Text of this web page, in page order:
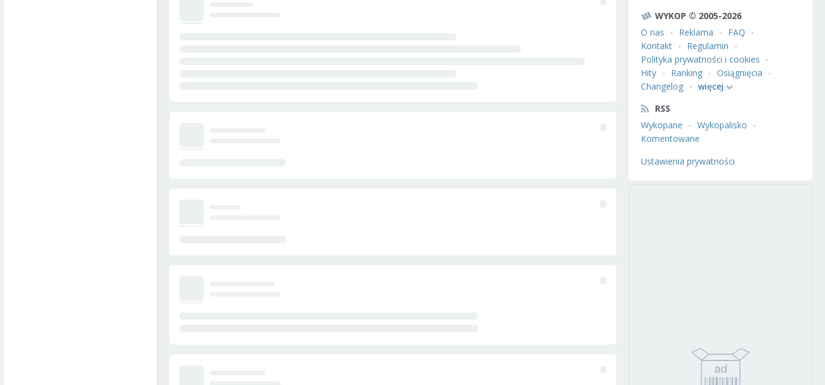
WYKOP © 2005-2026
O nas
Reklama
FAQ
Kontakt
Regulamin
Polityka prywatności i cookies
Hity
Ranking
Osiągnięcia
Changelog
więcej
RSS
Wykopane
Wykopalisko
Komentowane
Ustawienia prywatności